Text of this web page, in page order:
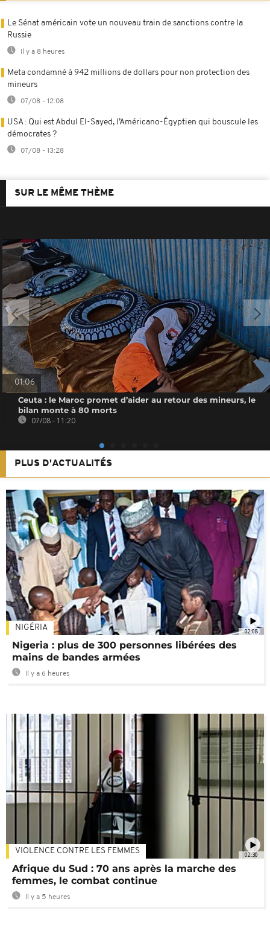
Le Sénat américain vote un nouveau train de sanctions contre la
Russie
Il y a 8 heures
Meta condamné à 942 millions de dollars pour non protection des
mineurs
07/08 - 12:08
USA : Qui est Abdul El-Sayed, l’Américano-Égyptien qui bouscule les
démocrates ?
07/08 - 13:28
SUR LE MÊME THÈME
01:06
Ceuta : le Maroc promet d’aider au retour des mineurs, le
bilan monte à 80 morts
07/08 - 11:20
PLUS D'ACTUALITÉS
02:08
NIGÉRIA
Nigeria : plus de 300 personnes libérées des
mains de bandes armées
Il y a 6 heures
02:30
VIOLENCE CONTRE LES FEMMES
Afrique du Sud : 70 ans après la marche des
femmes, le combat continue
Il y a 5 heures